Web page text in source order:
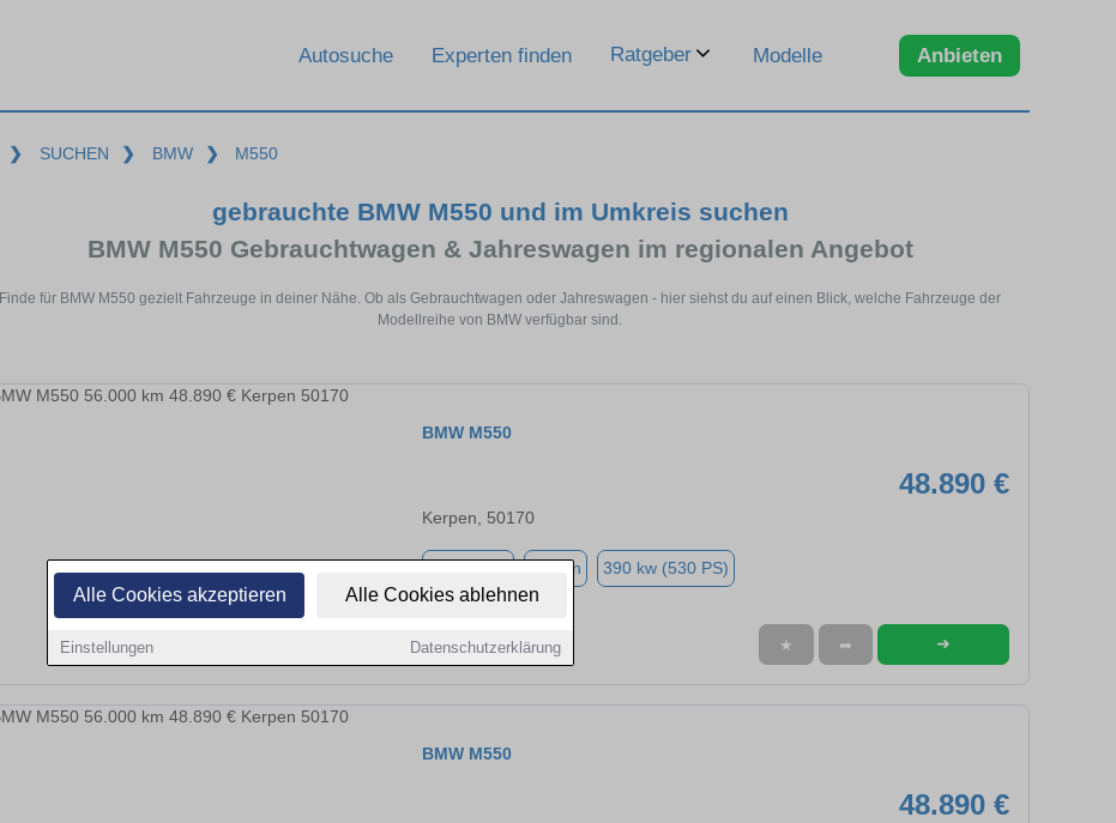
Alle Cookies akzeptieren Alle Cookies ablehnen
Einstellungen Datenschutzerklärung
Autosuche Experten finden Ratgeber Modelle Anbieten
❯ SUCHEN ❯ BMW ❯ M550
gebrauchte BMW M550 und im Umkreis suchen
BMW M550 Gebrauchtwagen & Jahreswagen im regionalen Angebot
Finde für BMW M550 gezielt Fahrzeuge in deiner Nähe. Ob als Gebrauchtwagen oder Jahreswagen - hier siehst du auf einen Blick, welche Fahrzeuge der
Modellreihe von BMW verfügbar sind.
BMW M550
48.890 €
Kerpen, 50170
Benzin 390 kw (530 PS)
★ ➦ ➜
BMW M550
48.890 €